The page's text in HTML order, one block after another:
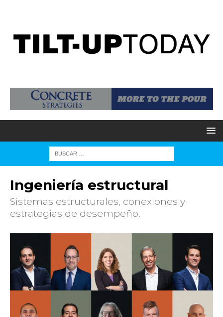
Ingeniería estructural
Sistemas estructurales, conexiones y
estrategias de desempeño.